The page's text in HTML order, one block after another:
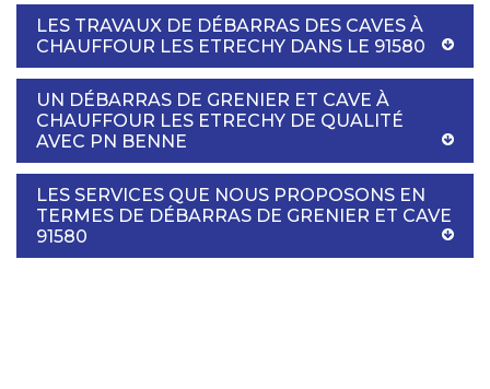
LES TRAVAUX DE DÉBARRAS DES CAVES À
CHAUFFOUR LES ETRECHY DANS LE 91580
UN DÉBARRAS DE GRENIER ET CAVE À
CHAUFFOUR LES ETRECHY DE QUALITÉ
AVEC PN BENNE
LES SERVICES QUE NOUS PROPOSONS EN
TERMES DE DÉBARRAS DE GRENIER ET CAVE
91580